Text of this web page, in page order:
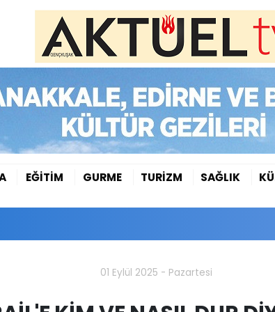
EĞİTİM GURME TURİZM SAĞLIK
01 Eylül 2025 - Pazartesi